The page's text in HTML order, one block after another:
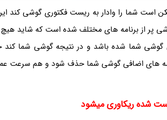
است شما را وادار به ریست فکتوری گوشی کند
پر از برنامه های مختلف شده است که شاید هیچ
شما شده باشد و در نتیجه گوشی شما کند
های اضافی گوشی شما حذف شود و هم سرعت
شده ریکاوری میشود